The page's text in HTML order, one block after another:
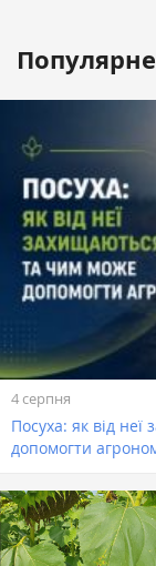
Популярне
4 серпня
Посуха: як від
допомогти